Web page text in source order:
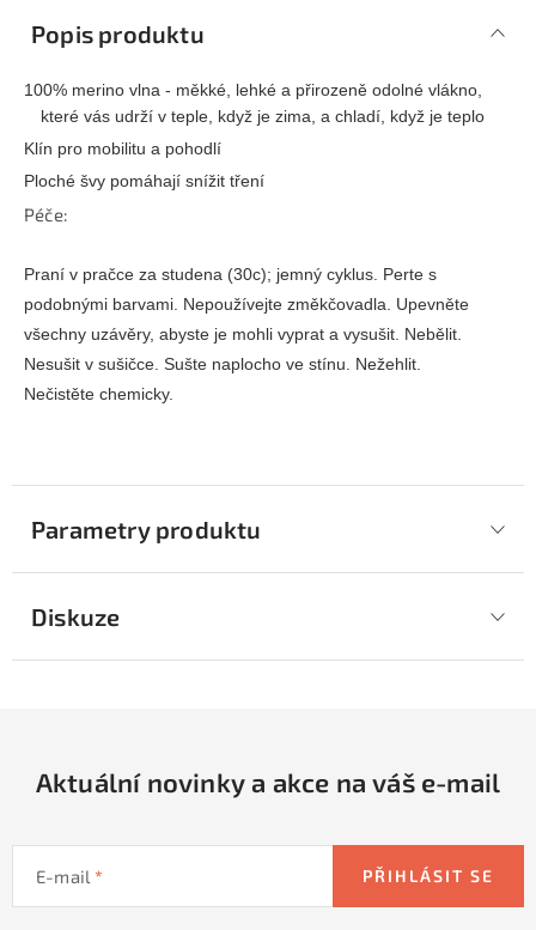
Popis produktu
100% merino vlna - měkké, lehké a přirozeně odolné vlákno,
které vás udrží v teple, když je zima, a chladí, když je teplo
Klín pro mobilitu a pohodlí
Ploché švy pomáhají snížit tření
Péče:
Praní v pračce za studena (30c); jemný cyklus. Perte s
podobnými barvami. Nepoužívejte změkčovadla. Upevněte
všechny uzávěry, abyste je mohli vyprat a vysušit. Nebělit.
Nesušit v sušičce. Sušte naplocho ve stínu. Nežehlit.
Nečistěte chemicky.
Parametry produktu
Diskuze
Aktuální novinky a akce na váš e-mail
E-mail PŘIHLÁSIT SE